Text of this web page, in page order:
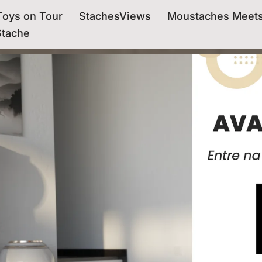
on Tour StachesViews
Moustaches